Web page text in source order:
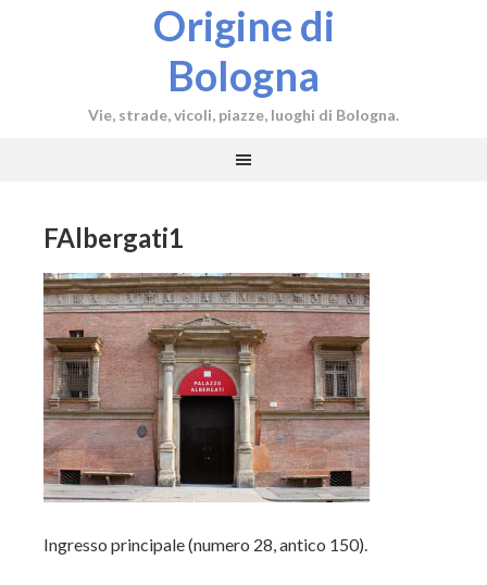
Origine di
Bologna
Vie, strade, vicoli, piazze, luoghi di Bologna.
FAlbergati1
Ingresso principale (numero 28, antico 150).